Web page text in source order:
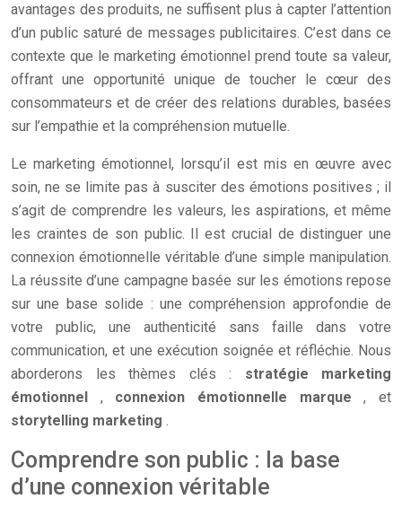
avantages des produits, ne suffisent plus à capter l’attention
d’un public saturé de messages publicitaires. C’est dans ce
contexte que le marketing émotionnel prend toute sa valeur,
offrant une opportunité unique de toucher le cœur des
consommateurs et de créer des relations durables, basées
sur l’empathie et la compréhension mutuelle.
Le marketing émotionnel, lorsqu’il est mis en œuvre avec
soin, ne se limite pas à susciter des émotions positives ; il
s’agit de comprendre les valeurs, les aspirations, et même
les craintes de son public. Il est crucial de distinguer une
connexion émotionnelle véritable d’une simple manipulation.
La réussite d’une campagne basée sur les émotions repose
sur une base solide : une compréhension approfondie de
votre public, une authenticité sans faille dans votre
communication, et une exécution soignée et réfléchie. Nous
aborderons les thèmes clés : stratégie marketing
émotionnel , connexion émotionnelle marque, et
storytelling marketing .
Comprendre son public : la base
d’une connexion véritable